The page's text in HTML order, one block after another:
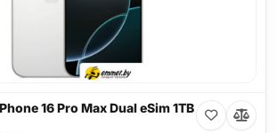
16 Pro Max Dual eSim 1TB